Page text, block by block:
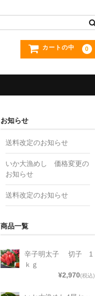
カートの中 0
お知らせ
送料改定のお知らせ
いか大漁めし 価格変更の
お知らせ
送料改定のお知らせ
商品一覧
辛子明太子 切子 1
ｋｇ
¥2,970(税込)